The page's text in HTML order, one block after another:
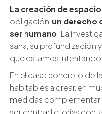
La creación de
obligación, un derecho
ser humano. La
sana, su profundización
que estamos
En el caso concreto de
habitables a crear, en
medidas
ser contradictorias con